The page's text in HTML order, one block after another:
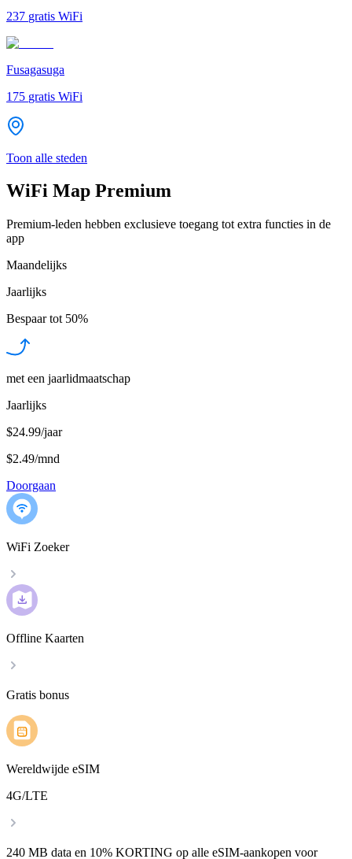
237 gratis WiFi
Fusagasuga
175 gratis WiFi
Toon alle steden
WiFi Map Premium
Premium-leden hebben exclusieve toegang tot extra functies in de
app
Maandelijks
Jaarlijks
Bespaar tot 50%
met een jaarlidmaatschap
Jaarlijks
$24.99/jaar
$2.49/mnd
Doorgaan
WiFi Zoeker
Offline Kaarten
Gratis bonus
Wereldwijde eSIM
4G/LTE
240 MB data en 10% KORTING op alle eSIM-aankopen voor